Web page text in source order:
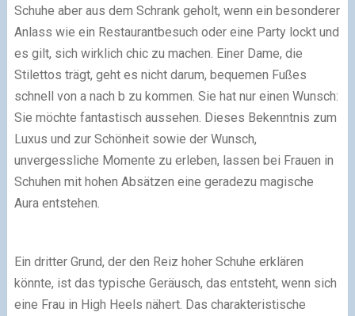
Schuhe aber aus dem Schrank geholt, wenn ein besonderer
Anlass wie ein Restaurantbesuch oder eine Party lockt und
es gilt, sich wirklich chic zu machen. Einer Dame, die
Stilettos trägt, geht es nicht darum, bequemen Fußes
schnell von a nach b zu kommen. Sie hat nur einen Wunsch:
Sie möchte fantastisch aussehen. Dieses Bekenntnis zum
Luxus und zur Schönheit sowie der Wunsch,
unvergessliche Momente zu erleben, lassen bei Frauen in
Schuhen mit hohen Absätzen eine geradezu magische
Aura entstehen.
Ein dritter Grund, der den Reiz hoher Schuhe erklären
könnte, ist das typische Geräusch, das entsteht, wenn sich
eine Frau in High Heels nähert. Das charakteristische